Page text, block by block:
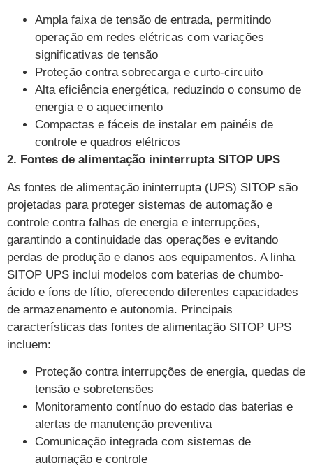
Ampla faixa de tensão de entrada, permitindo
operação em redes elétricas com variações
significativas de tensão
Proteção contra sobrecarga e curto-circuito
Alta eficiência energética, reduzindo o consumo de
energia e o aquecimento
Compactas e fáceis de instalar em painéis de
controle e quadros elétricos
2. Fontes de alimentação ininterrupta SITOP UPS
As fontes de alimentação ininterrupta (UPS) SITOP são
projetadas para proteger sistemas de automação e
controle contra falhas de energia e interrupções,
garantindo a continuidade das operações e evitando
perdas de produção e danos aos equipamentos. A linha
SITOP UPS inclui modelos com baterias de chumbo-
ácido e íons de lítio, oferecendo diferentes capacidades
de armazenamento e autonomia. Principais
características das fontes de alimentação SITOP UPS
incluem:
Proteção contra interrupções de energia, quedas de
tensão e sobretensões
Monitoramento contínuo do estado das baterias e
alertas de manutenção preventiva
Comunicação integrada com sistemas de
automação e controle